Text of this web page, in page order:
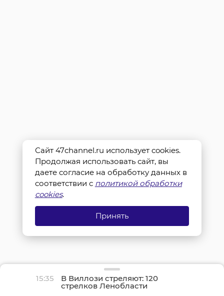
15:35 В Виллози стреляют: 120
стрелков Ленобласти
оспаривают звание
Сайт 47channel.ru использует cookies.
Продолжая использовать сайт, вы
даете согласие на обработку данных в
соответствии с политикой обработки
cookies.
Принять